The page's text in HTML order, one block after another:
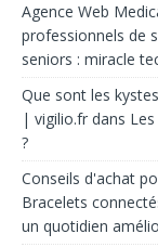
Agence Web
professionnels de
seniors : miracle
Que sont les
| vigilio.fr dans
?
Conseils d'achat
Bracelets
un quotidien